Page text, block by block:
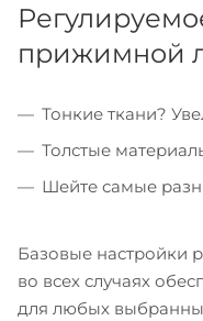
прижимной
Тонкие ткани?
Толстые
Шейте самые
Базовые настройки
во всех случаях
для любых